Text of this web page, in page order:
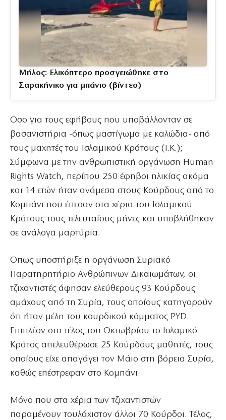
Μήλος: Ελικόπτερο προσγειώθηκε στο
Σαρακήνικο για μπάνιο (βίντεο)
Οσο για τους εφήβους που υποβάλλονταν σε
βασανιστήρια -όπως μαστίγωμα με καλώδια- από
τους μαχητές του Ισλαμικού Κράτους (Ι.Κ.);
Σύμφωνα με την ανθρωπιστική οργάνωση Human
Rights Watch, περίπου 250 έφηβοι ηλικίας ακόμα
και 14 ετών ήταν ανάμεσα στους Κούρδους από το
Κομπάνι που έπεσαν στα χέρια του Ισλαμικού
Κράτους τους τελευταίους μήνες και υποβλήθηκαν
σε ανάλογα μαρτύρια.
Οπως υποστήριξε η οργάνωση Συριακό
Παρατηρητήριο Ανθρώπινων Δικαιωμάτων, οι
τζιχαντιστές άφησαν ελεύθερους 93 Κούρδους
αμάχους από τη Συρία, τους οποίους κατηγορούν
ότι ήταν μέλη του κουρδικού κόμματος PYD.
Επιπλέον στο τέλος του Οκτωβρίου το Ισλαμικό
Κράτος απελευθέρωσε 25 Κούρδους μαθητές, τους
οποίους είχε απαγάγει τον Μάιο στη βόρεια Συρία,
καθώς επέστρεφαν στο Κομπάνι.
Μόνο που στα χέρια των τζιχαντιστών
παραμένουν τουλάχιστον άλλοι 70 Κούρδοι. Τέλος,